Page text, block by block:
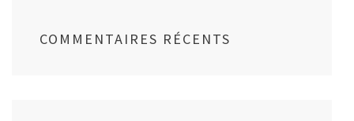
COMMENTAIRES RÉCENTS